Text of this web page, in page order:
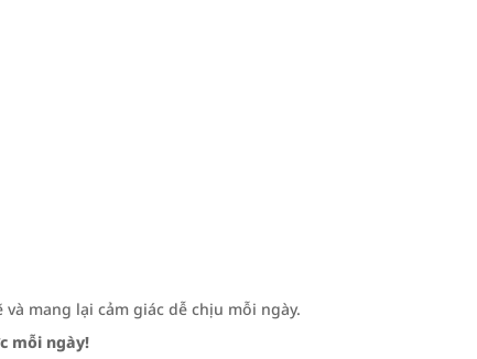
mang lại cảm giác dễ chịu mỗi ngày.
mỗi ngày!